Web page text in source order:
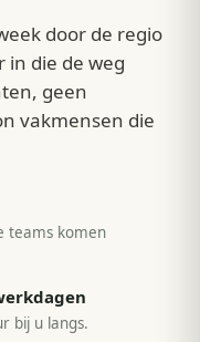
door de regio
die de weg
geen
vakmensen die
teams komen
bij u langs.